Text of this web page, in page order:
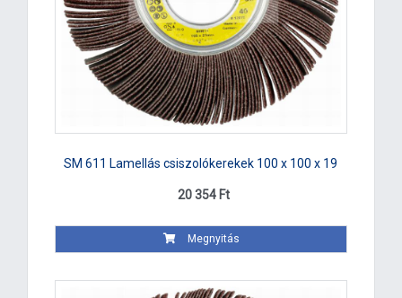
SM 611 Lamellás csiszolókerekek 100 x 100 x 19
20 354 Ft
Megnyitás